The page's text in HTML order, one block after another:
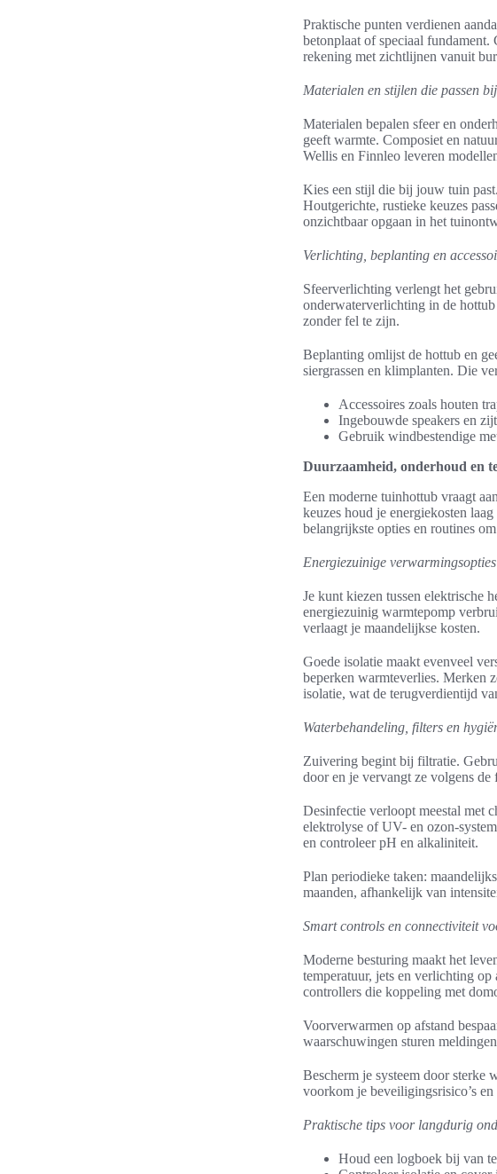
Praktische punten verdienen
betonplaat of speciaal
rekening met zichtlijnen vanuit
Materialen en stijlen die passen
Materialen bepalen sfeer en
geeft warmte. Composiet en
Wellis en Finnleo leveren
Kies een stijl die bij jouw tuin
Houtgerichte, rustieke keuzes
onzichtbaar opgaan in het
Verlichting, beplanting en
Sfeerverlichting verlengt het
onderwaterverlichting in de
zonder fel te zijn.
Beplanting omlijst de hottub en
siergrassen en klimplanten. Die
Accessoires zoals houten
Ingebouwde speakers en
Gebruik windbestendige
Duurzaamheid, onderhoud en
Een moderne tuinhottub vraagt
keuzes houd je energiekosten
belangrijkste opties en routines
Energiezuinige
Je kunt kiezen tussen elektrische
energiezuinig warmtepomp
verlaagt je maandelijkse kosten.
Goede isolatie maakt evenveel
beperken warmteverlies. Merken
isolatie, wat de terugverdientijd
Waterbehandeling, filters en
Zuivering begint bij filtratie.
door en je vervangt ze volgens
Desinfectie verloopt meestal met
elektrolyse of UV- en ozon-
en controleer pH en alkaliniteit.
Plan periodieke taken:
maanden, afhankelijk van
Smart controls en connectiviteit
Moderne besturing maakt het
temperatuur, jets en verlichting
controllers die koppeling met
Voorverwarmen op afstand
waarschuwingen sturen
Bescherm je systeem door sterke
voorkom je beveiligingsrisico’s
Praktische tips voor langdurig
Houd een logboek bij van